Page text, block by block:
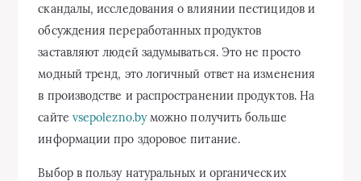
скандалы, исследования о влиянии пестицидов и
обсуждения переработанных продуктов
заставляют людей задумываться. Это не просто
модный тренд, это логичный ответ на изменения
в производстве и распространении продуктов. На
сайте vsepolezno.byможно получить больше
информации про здоровое питание.
Выбор в пользу натуральных и органических